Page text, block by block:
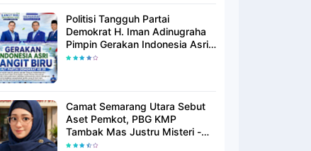
Politisi Tangguh Partai
Demokrat H. Iman Adinugraha
Pimpin Gerakan Indonesia Asri
Langit Biru Di Pantai Citepus
Camat Semarang Utara Sebut
Aset Pemkot, PBG KMP
Tambak Mas Justru Misteri -
Warga Menunggu Kepastian